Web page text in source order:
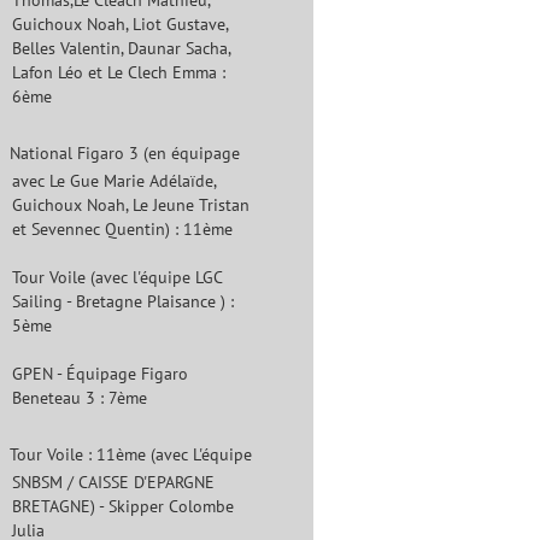
Guichoux Noah, Liot Gustave,
Belles Valentin, Daunar Sacha,
Lafon Léo et Le Clech Emma :
6ème
National Figaro 3 (en équipage
avec Le Gue Marie Adélaïde,
Guichoux Noah, Le Jeune Tristan
et Sevennec Quentin) : 11ème
Tour Voile (avec l'équipe LGC
Sailing - Bretagne Plaisance ) :
5ème
GPEN - Équipage Figaro
Beneteau 3 : 7ème
Tour Voile : 11ème (avec L'équipe
SNBSM / CAISSE D'EPARGNE
BRETAGNE) - Skipper Colombe
Julia